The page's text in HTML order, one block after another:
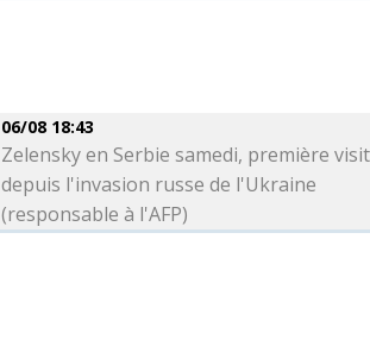
06/08 18:43
Zelensky en Serbie samedi, première
depuis l'invasion russe de l'Ukraine
(responsable à l'AFP)